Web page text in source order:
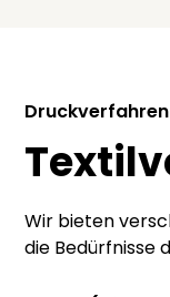
Druckverfahren
Wir bieten
die Bedürfnisse